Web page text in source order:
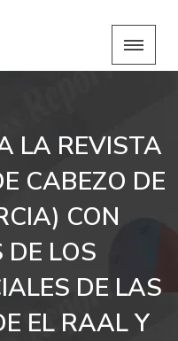
LA REVISTA
CABEZO DE
CON
LOS
DE LAS
EL RAAL Y